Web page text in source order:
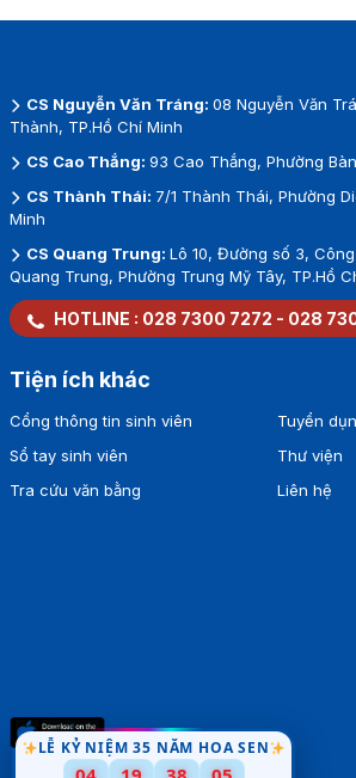
LỄ KỶ NIỆM 35 NĂM HOA SEN
CS Nguyễn Văn Tráng: 08 Nguyễn Văn
Thành, TP.Hồ Chí Minh
CS Cao Thắng: 93 Cao Thắng, Phường
CS Thành Thái: 7/1 Thành Thái, Phường
Minh
CS Quang Trung: Lô 10, Đường số 3,
Quang Trung, Phường Trung Mỹ Tây, TP.Hồ
HOTLINE : 028 7300 7272 - 028
Tiện ích khác
Cổng thông tin sinh viên
Sổ tay sinh viên
Tra cứu văn bằng
Tuyển
Thư viện
Liên hệ